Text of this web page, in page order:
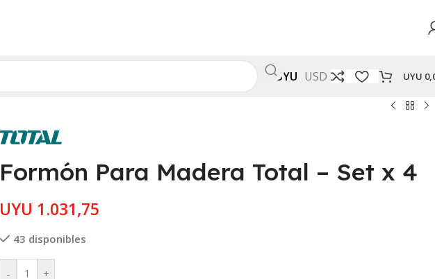
UYU USD UYU
Formón Para Madera Total – Set x 4
UYU 1.031,75
43 disponibles
- +